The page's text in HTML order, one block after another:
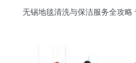
无锡地毯清洗与保洁服务全攻略